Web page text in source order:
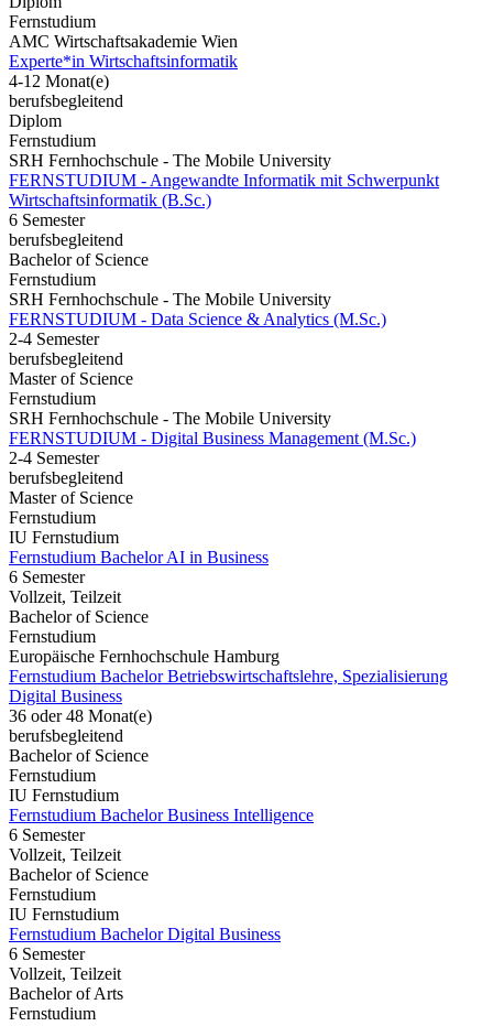
Fernstudium
AMC Wirtschaftsakademie Wien
Experte*in Wirtschaftsinformatik
4-12 Monat(e)
berufsbegleitend
Diplom
Fernstudium
SRH Fernhochschule - The Mobile University
FERNSTUDIUM - Angewandte Informatik mit Schwerpunkt
Wirtschaftsinformatik (B.Sc.)
6 Semester
berufsbegleitend
Bachelor of Science
Fernstudium
SRH Fernhochschule - The Mobile University
FERNSTUDIUM - Data Science & Analytics (M.Sc.)
2-4 Semester
berufsbegleitend
Master of Science
Fernstudium
SRH Fernhochschule - The Mobile University
FERNSTUDIUM - Digital Business Management (M.Sc.)
2-4 Semester
berufsbegleitend
Master of Science
Fernstudium
IU Fernstudium
Fernstudium Bachelor AI in Business
6 Semester
Vollzeit, Teilzeit
Bachelor of Science
Fernstudium
Europäische Fernhochschule Hamburg
Fernstudium Bachelor Betriebswirtschaftslehre, Spezialisierung
Digital Business
36 oder 48 Monat(e)
berufsbegleitend
Bachelor of Science
Fernstudium
IU Fernstudium
Fernstudium Bachelor Business Intelligence
6 Semester
Vollzeit, Teilzeit
Bachelor of Science
Fernstudium
IU Fernstudium
Fernstudium Bachelor Digital Business
6 Semester
Vollzeit, Teilzeit
Bachelor of Arts
Fernstudium